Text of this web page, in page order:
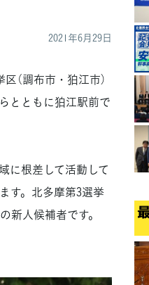
2021年6月29日
（調布市・狛江市）
とともに狛江駅前で
に根差して活動して
す。北多摩第3選挙
新人候補者です。